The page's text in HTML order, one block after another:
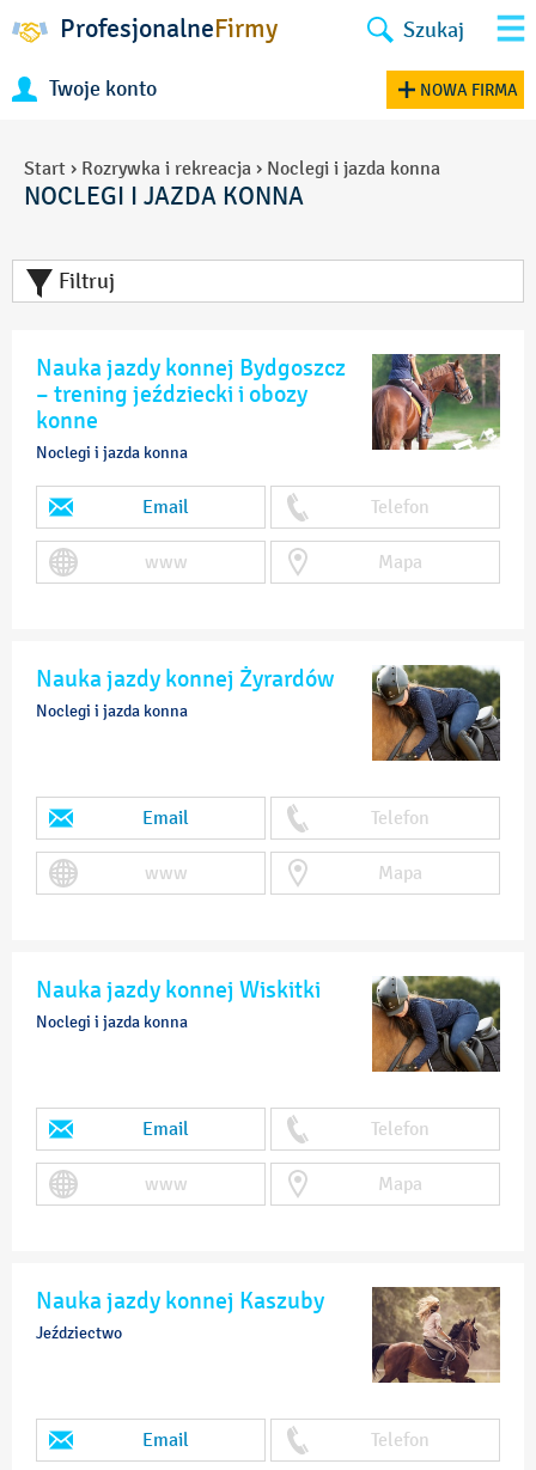
ProfesjonalneFirmy Szukaj
Twoje konto NOWA FIRMA
Start › Rozrywka i rekreacja › Noclegi i jazda konna
NOCLEGI I JAZDA KONNA
Filtruj
Nauka jazdy konnej Bydgoszcz
– trening jeździecki i obozy
konne
Noclegi i jazda konna
Email Telefon
www Mapa
Nauka jazdy konnej Żyrardów
Noclegi i jazda konna
Email Telefon
www Mapa
Nauka jazdy konnej Wiskitki
Noclegi i jazda konna
Email Telefon
www Mapa
Nauka jazdy konnej Kaszuby
Jeździectwo
Email Telefon